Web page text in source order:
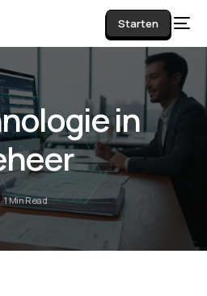
Starten
in
1 Min Read